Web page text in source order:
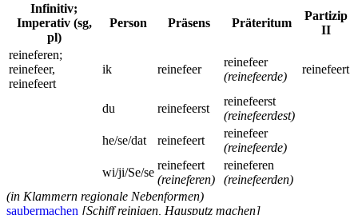
Infinitiv;
Imperativ (sg,
pl)
Person Präsens Präteritum
Partizip
II
reineferen;
reinefeer,
reinefeert
ik reinefeer
reinefeer
(reinefeerde)
reinefeert
du reinefeerst
reinefeerst
(reinefeerdest)
he/se/dat
reinefeert
reinefeer
(reinefeerde)
wi/ji/Se/se
reinefeert
(reineferen)
reineferen
(reinefeerden)
(in Klammern regionale Nebenformen)
saubermachen [Schiff reinigen, Hausputz machen]